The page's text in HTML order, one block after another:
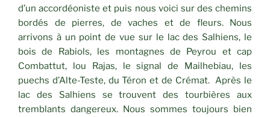
d’un accordéoniste et puis nous voici sur des chemins
bordés de pierres, de vaches et de fleurs. Nous
arrivons à un point de vue sur le lac des Salhiens, le
bois de Rabiols, les montagnes de Peyrou et cap
Combattut, lou Rajas, le signal de Mailhebiau, les
puechs d’Alte-Teste, du Téron et de Crémat. Après le
lac des Salhiens se trouvent des tourbières aux
tremblants dangereux. Nous sommes toujours bien